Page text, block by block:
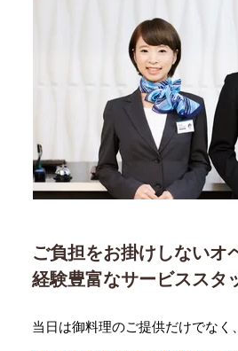
ご負担をお掛けしないオ
経験豊富なサービススタ
当日は御料理のご提供だけでなく